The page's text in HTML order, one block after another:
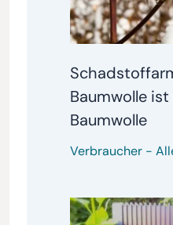
Baumwolle
Baumwolle
Verbraucher-